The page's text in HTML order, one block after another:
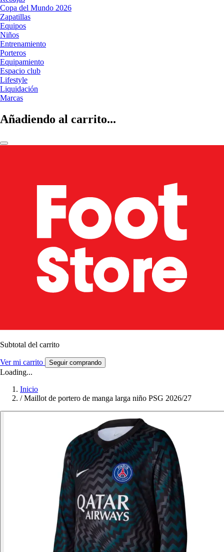
Copa del Mundo 2026
Zapatillas
Equipos
Niños
Entrenamiento
Porteros
Equipamiento
Espacio club
Lifestyle
Liquidación
Marcas
Añadiendo al carrito...
Subtotal del carrito
Ver mi carrito Seguir comprando
Loading...
Inicio
/ Maillot de portero de manga larga niño PSG 2026/27